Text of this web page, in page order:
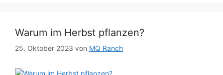
Warum im Herbst pflanzen?
25. Oktober 2023 von MQ Ranch